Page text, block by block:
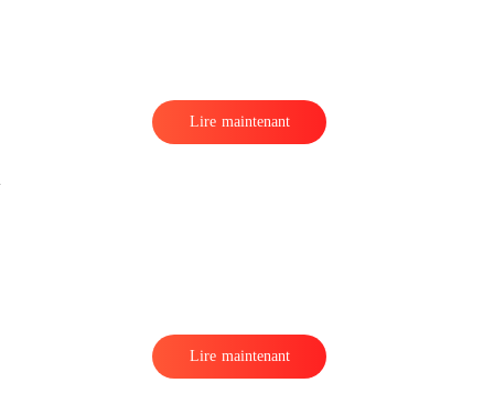
Lire maintenant
Lire maintenant